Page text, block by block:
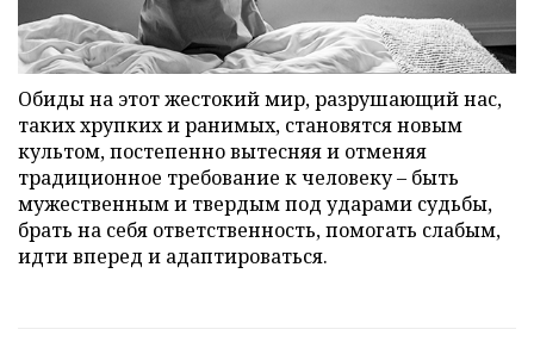
Обиды на этот жестокий мир, разрушающий нас,
таких хрупких и ранимых, становятся новым
культом, постепенно вытесняя и отменяя
традиционное требование к человеку – быть
мужественным и твердым под ударами судьбы,
брать на себя ответственность, помогать слабым,
идти вперед и адаптироваться.